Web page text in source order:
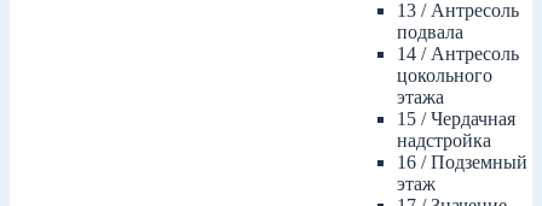
13 / Антресоль
подвала
14 / Антресоль
цокольного
этажа
15 / Чердачная
надстройка
16 / Подземный
этаж